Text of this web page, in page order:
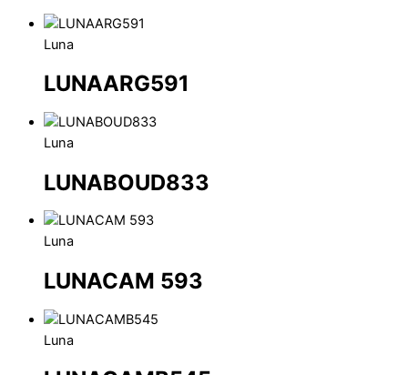
Luna
LUNAARG591
Luna
LUNABOUD833
Luna
LUNACAM 593
Luna